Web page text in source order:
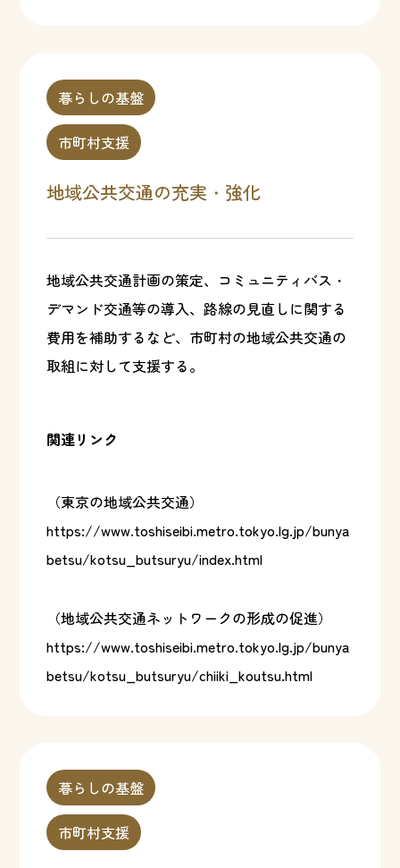
暮らしの基盤
市町村支援
地域公共交通の充実・強化
地域公共交通計画の策定、コミュニティバス・
デマンド交通等の導入、路線の見直しに関する
費用を補助するなど、市町村の地域公共交通の
取組に対して支援する。
関連リンク
（東京の地域公共交通）
https://www.toshiseibi.metro.tokyo.lg.jp/bunya
betsu/kotsu_butsuryu/index.html
（地域公共交通ネットワークの形成の促進）
https://www.toshiseibi.metro.tokyo.lg.jp/bunya
betsu/kotsu_butsuryu/chiiki_koutsu.html
暮らしの基盤
市町村支援